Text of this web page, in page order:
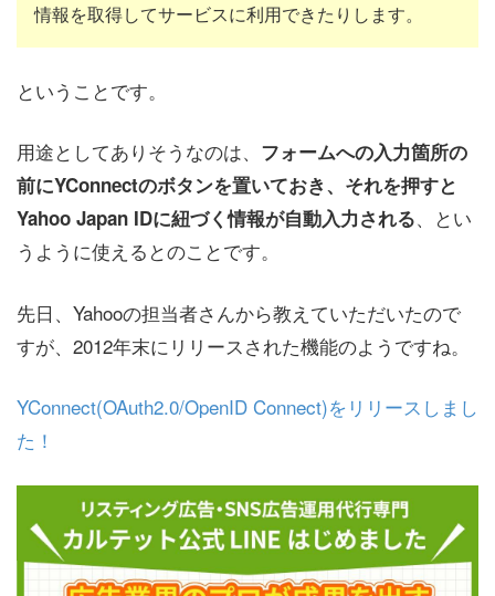
情報を取得してサービスに利用できたりします。
ということです。
用途としてありそうなのは、 フォームへの入力箇所の
前にYConnectのボタンを置いておき、それを押すと
Yahoo Japan IDに紐づく情報が自動入力される、とい
うように使えるとのことです。
先日、Yahooの担当者さんから教えていただいたので
すが、2012年末にリリースされた機能のようですね。
YConnect(OAuth2.0/OpenID Connect)をリリースしまし
た！